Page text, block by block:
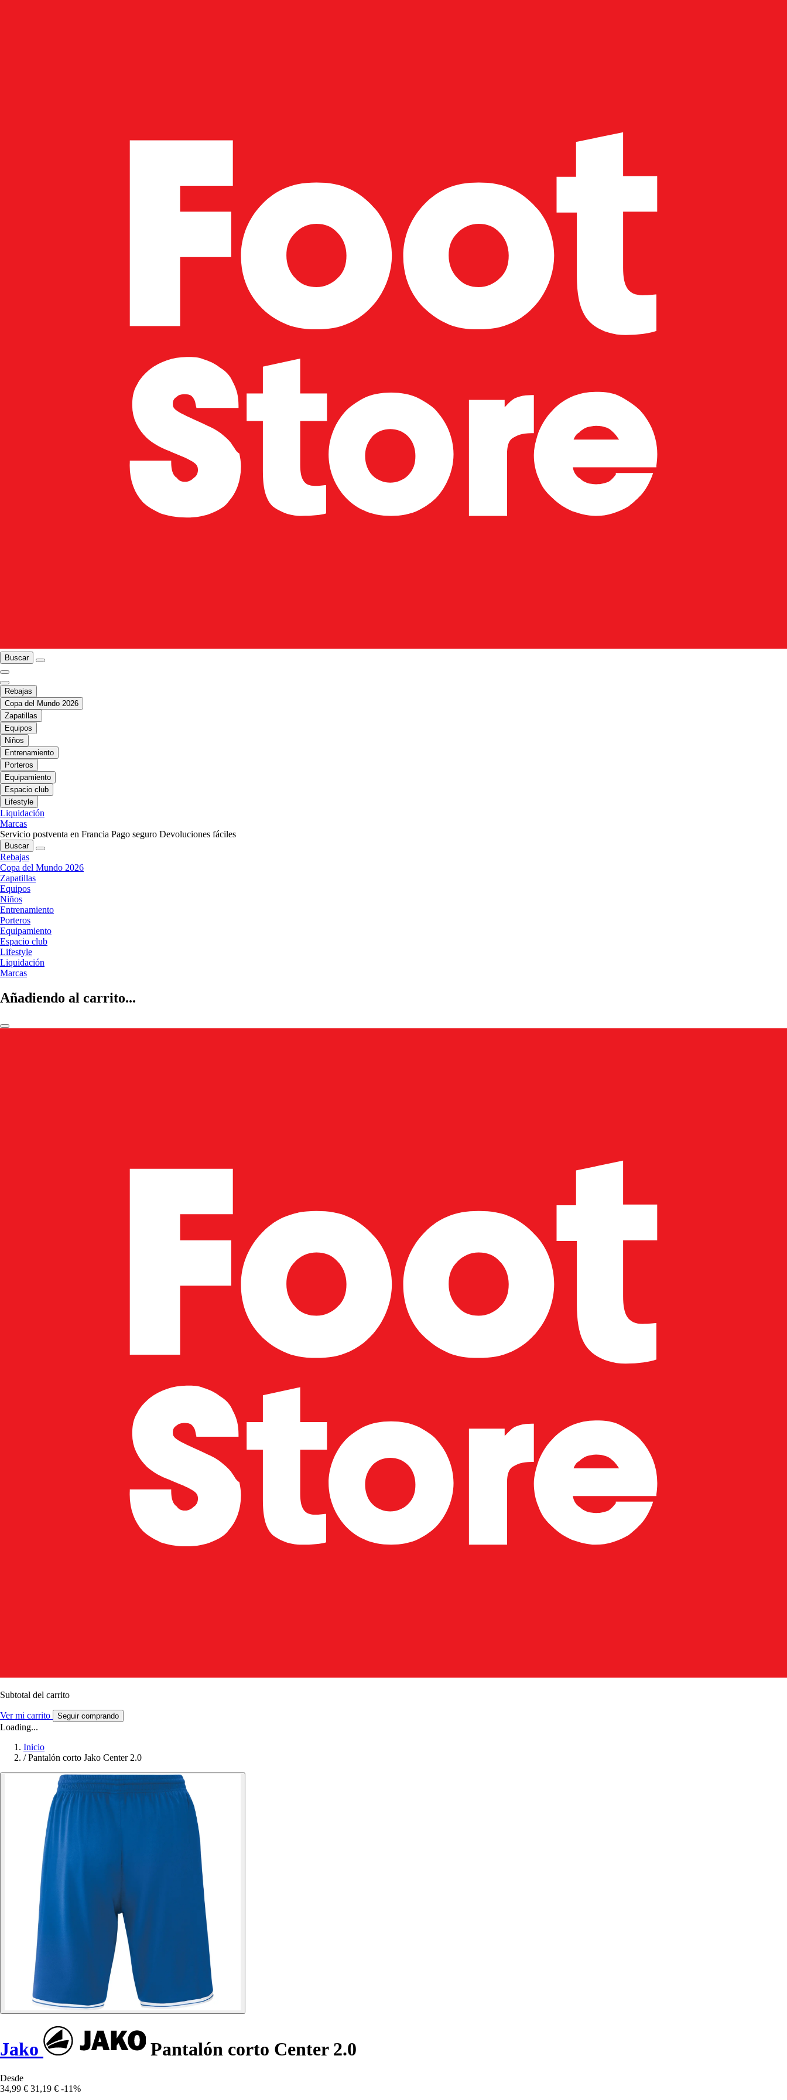
Buscar
Rebajas
Copa del Mundo 2026
Zapatillas
Equipos
Niños
Entrenamiento
Porteros
Equipamiento
Espacio club
Lifestyle
Liquidación
Marcas
Servicio postventa en Francia Pago seguro Devoluciones fáciles
Buscar
Rebajas
Copa del Mundo 2026
Zapatillas
Equipos
Niños
Entrenamiento
Porteros
Equipamiento
Espacio club
Lifestyle
Liquidación
Marcas
Añadiendo al carrito...
Subtotal del carrito
Ver mi carrito Seguir comprando
Loading...
Inicio
/ Pantalón corto Jako Center 2.0
Jako Pantalón corto Center 2.0
Desde
34,99 € 31,19 € -11%